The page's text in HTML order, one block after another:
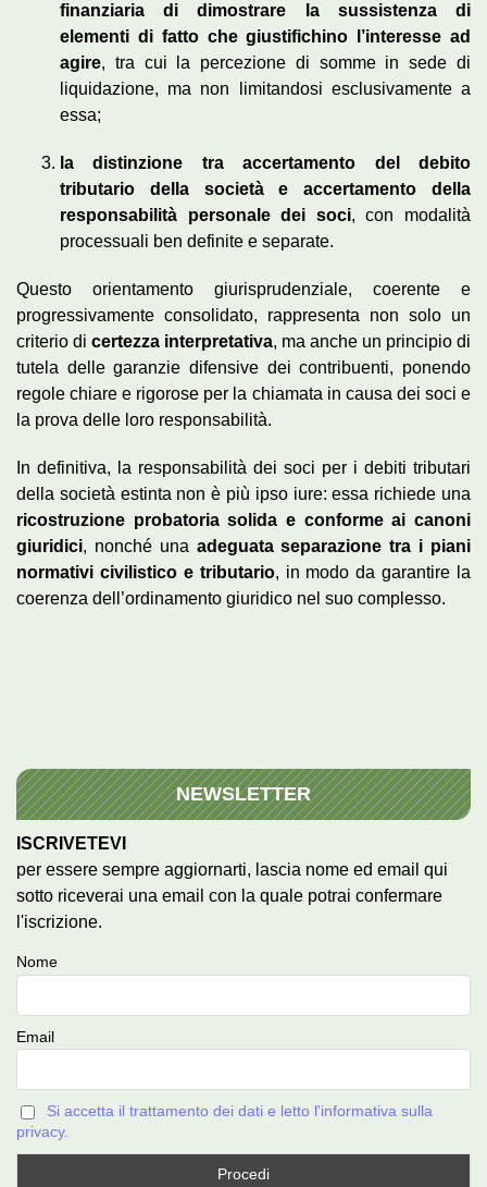
finanziaria di dimostrare la sussistenza di
elementi di fatto che giustifichino l’interesse ad
agire, tra cui la percezione di somme in sede di
liquidazione, ma non limitandosi esclusivamente a
essa;
la distinzione tra accertamento del debito
tributario della società e accertamento della
responsabilità personale dei soci, con modalità
processuali ben definite e separate.
Questo orientamento giurisprudenziale, coerente e
progressivamente consolidato, rappresenta non solo un
criterio di certezza interpretativa, ma anche un principio di
tutela delle garanzie difensive dei contribuenti, ponendo
regole chiare e rigorose per la chiamata in causa dei soci e
la prova delle loro responsabilità.
In definitiva, la responsabilità dei soci per i debiti tributari
della società estinta non è più ipso iure: essa richiede una
ricostruzione probatoria solida e conforme ai canoni
giuridici, nonché una adeguata separazione tra i piani
normativi civilistico e tributario, in modo da garantire la
coerenza dell’ordinamento giuridico nel suo complesso.
NEWSLETTER
ISCRIVETEVI
per essere sempre aggiornarti, lascia nome ed email qui
sotto riceverai una email con la quale potrai confermare
l'iscrizione.
Nome
Email
Si accetta il trattamento dei dati e letto l'informativa sulla
privacy.